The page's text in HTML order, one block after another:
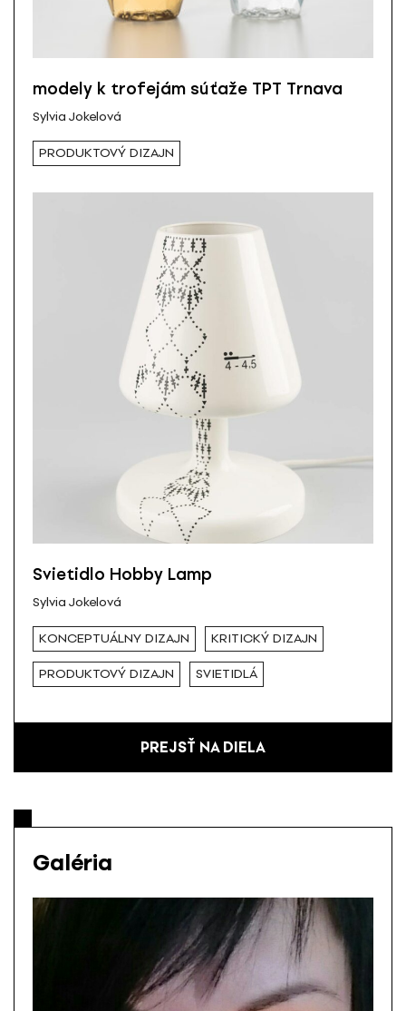
modely k trofejám súťaže TPT Trnava
Sylvia Jokelová
PRODUKTOVÝ DIZAJN
Svietidlo Hobby Lamp
Sylvia Jokelová
KONCEPTUÁLNY DIZAJN KRITICKÝ DIZAJN
PRODUKTOVÝ DIZAJN SVIETIDLÁ
PREJSŤ NA DIELA
Galéria